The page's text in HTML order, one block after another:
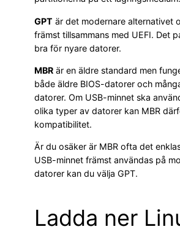
GPT är det modernare alternativet
främst tillsammans med UEFI. Det
bra för nyare datorer.
MBR är en äldre standard men
både äldre BIOS-datorer och
datorer. Om USB-minnet ska
olika typer av datorer kan MBR
kompatibilitet.
Är du osäker är MBR ofta det
USB-minnet främst användas på
datorer kan du välja GPT.
Ladda ner